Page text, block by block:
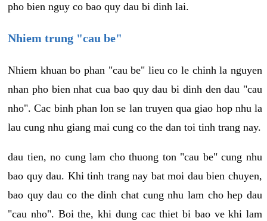
pho bien nguy co bao quy dau bi dinh lai.
Nhiem trung "cau be"
Nhiem khuan bo phan "cau be" lieu co le chinh la nguyen
nhan pho bien nhat cua bao quy dau bi dinh den dau "cau
nho". Cac binh phan lon se lan truyen qua giao hop nhu la
lau cung nhu giang mai cung co the dan toi tinh trang nay.
dau tien, no cung lam cho thuong ton "cau be" cung nhu
bao quy dau. Khi tinh trang nay bat moi dau bien chuyen,
bao quy dau co the dinh chat cung nhu lam cho hep dau
"cau nho". Boi the, khi dung cac thiet bi bao ve khi lam